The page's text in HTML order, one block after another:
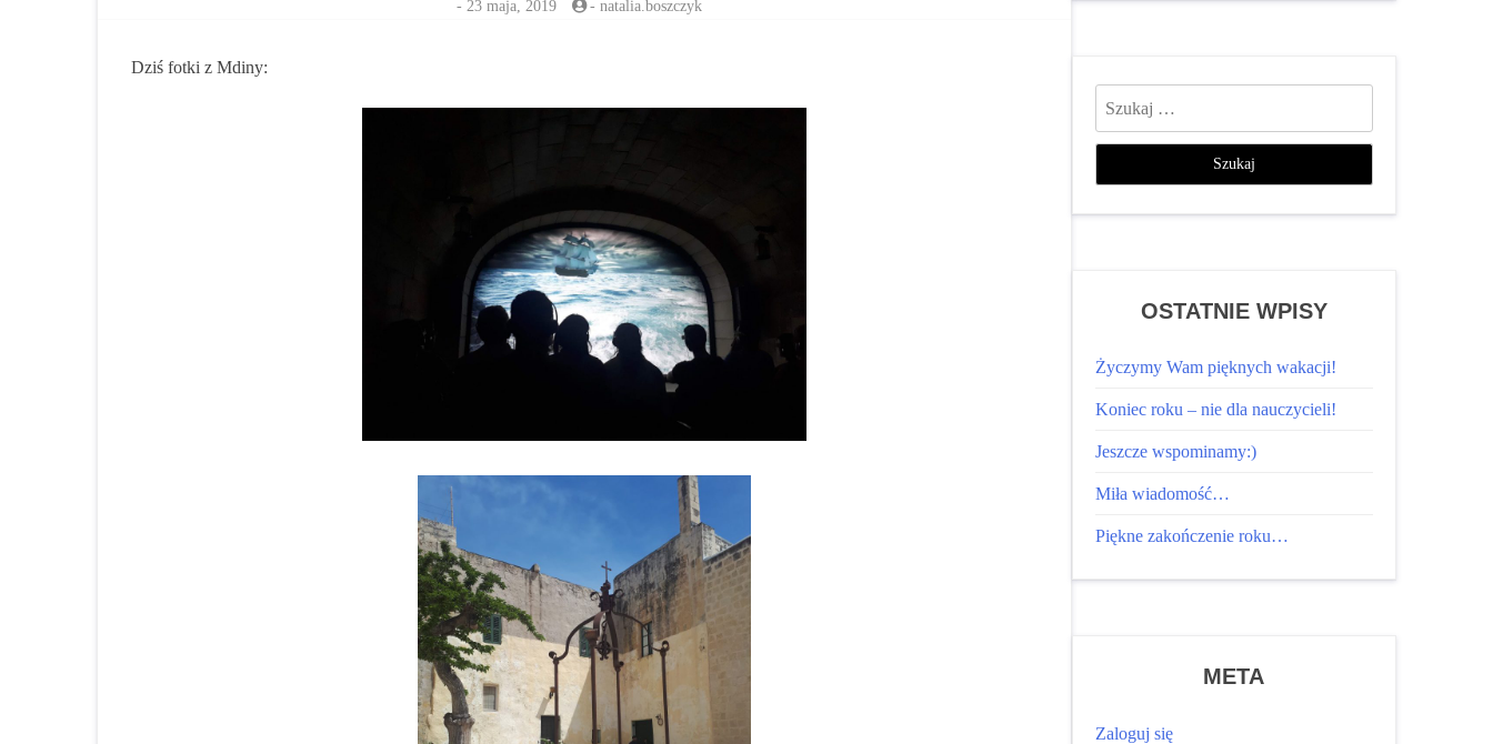
-23 maja, 2019 -natalia.boszczyk
Dziś fotki z Mdiny:
Szukaj:
OSTATNIE WPISY
Życzymy Wam pięknych wakacji!
Koniec roku – nie dla nauczycieli!
Jeszcze wspominamy:)
Miła wiadomość…
Piękne zakończenie roku…
META
Zaloguj się